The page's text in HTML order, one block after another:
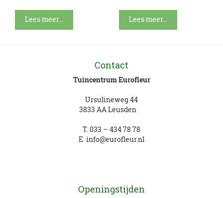
Lees meer... Lees meer...
Contact
Tuincentrum Eurofleur
Ursulineweg 44
3833 AA Leusden
T. 033 – 434 78 78
E. info@eurofleur.nl
Openingstijden